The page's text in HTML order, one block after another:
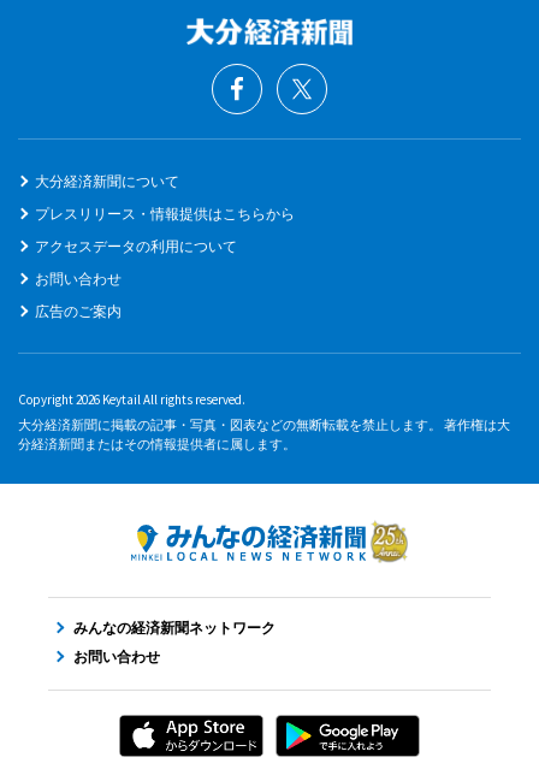
大分経済新聞について
プレスリリース・情報提供はこちらから
アクセスデータの利用について
お問い合わせ
広告のご案内
Copyright 2026 Keytail All rights reserved.
大分経済新聞に掲載の記事・写真・図表などの無断転載を禁止します。 著作権は大
分経済新聞またはその情報提供者に属します。
みんなの経済新聞ネットワーク
お問い合わせ